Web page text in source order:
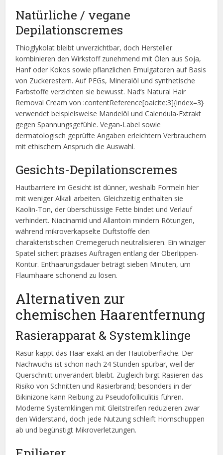
Natürliche / vegane
Depilationscremes
Thioglykolat bleibt unverzichtbar, doch Hersteller
kombinieren den Wirkstoff zunehmend mit Ölen aus Soja,
Hanf oder Kokos sowie pflanzlichen Emulgatoren auf Basis
von Zuckerestern. Auf PEGs, Mineralöl und synthetische
Farbstoffe verzichten sie bewusst. Nad’s Natural Hair
Removal Cream von :contentReference[oaicite:3]{index=3}
verwendet beispielsweise Mandelöl und Calendula-Extrakt
gegen Spannungsgefühle. Vegan-Label sowie
dermatologisch geprüfte Angaben erleichtern Verbrauchern
mit ethischem Anspruch die Auswahl.
Gesichts-Depilationscremes
Hautbarriere im Gesicht ist dünner, weshalb Formeln hier
mit weniger Alkali arbeiten. Gleichzeitig enthalten sie
Kaolin-Ton, der überschüssige Fette bindet und Verlauf
verhindert. Niacinamid und Allantoin mindern Rötungen,
während mikroverkapselte Duftstoffe den
charakteristischen Cremegeruch neutralisieren. Ein winziger
Spatel sichert präzises Auftragen entlang der Oberlippen-
Kontur. Enthaarungsdauer beträgt sieben Minuten, um
Flaumhaare schonend zu lösen.
Alternativen zur
chemischen Haarentfernung
Rasierapparat & Systemklinge
Rasur kappt das Haar exakt an der Hautoberfläche. Der
Nachwuchs ist schon nach 24 Stunden spürbar, weil der
Querschnitt unverändert bleibt. Zugleich birgt Rasieren das
Risiko von Schnitten und Rasierbrand; besonders in der
Bikinizone kann Reibung zu Pseudofolliculitis führen.
Moderne Systemklingen mit Gleitstreifen reduzieren zwar
den Widerstand, doch jede Nutzung schleift Hornschuppen
ab und begünstigt Mikroverletzungen.